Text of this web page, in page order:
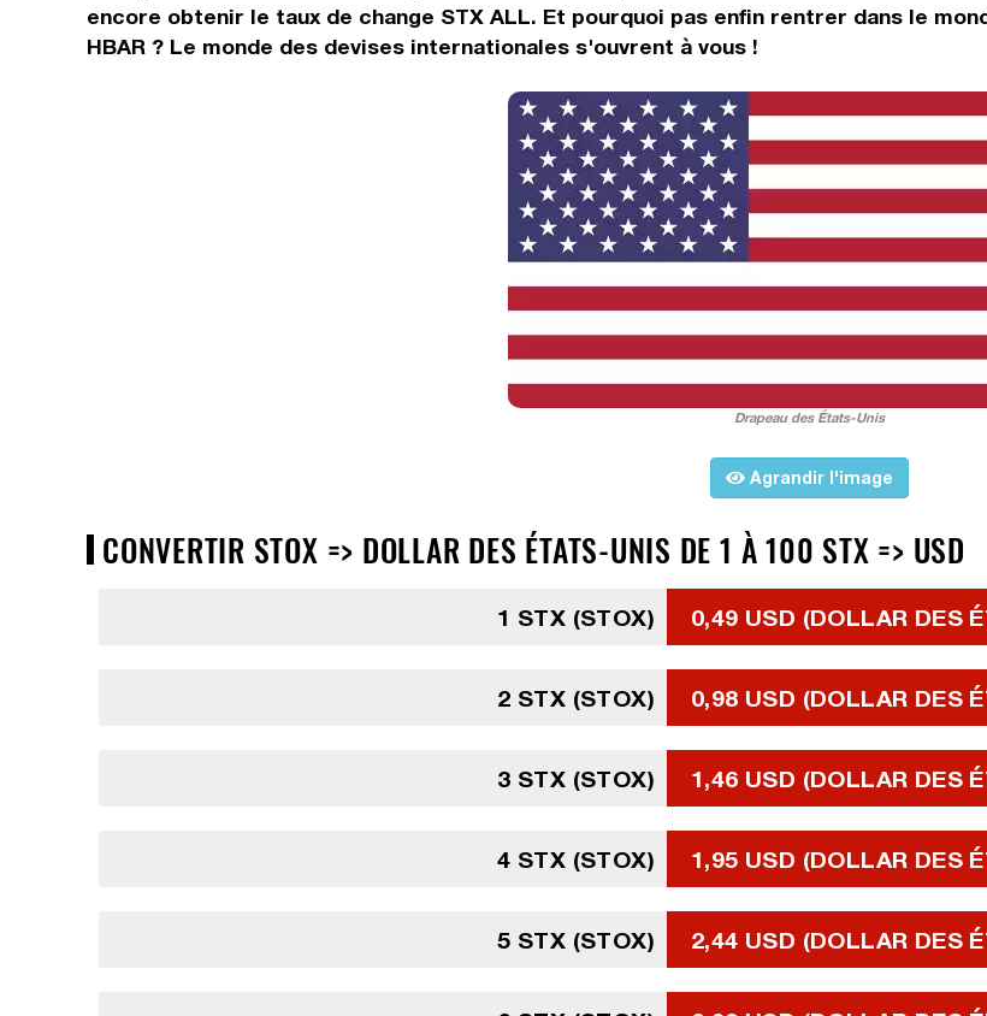
encore obtenir le taux de change STX ALL. Et pourquoi pas enfin rentrer dans le
HBAR ? Le monde des devises internationales s'ouvrent à vous !
Drapeau des États-Unis
Agrandir l'image
CONVERTIR STOX => DOLLAR DES ÉTATS-UNIS DE 1 À 100 STX => USD
1 STX (STOX) 0,49 USD (DOLLAR DES
2 STX (STOX) 0,98 USD (DOLLAR DES
3 STX (STOX) 1,46 USD (DOLLAR DES
4 STX (STOX) 1,95 USD (DOLLAR DES
5 STX (STOX) 2,44 USD (DOLLAR DES